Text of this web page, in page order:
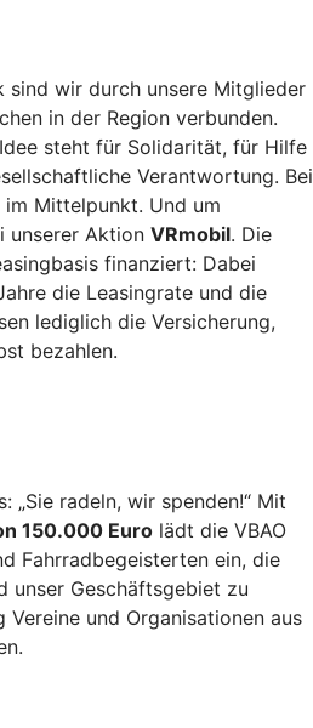
sind wir durch unsere Mitglieder
in der Region verbunden.
steht für Solidarität, für Hilfe
Verantwortung. Bei
im Mittelpunkt. Und um
unserer Aktion VRmobil. Die
finanziert: Dabei
die Leasingrate und die
lediglich die Versicherung,
bezahlen.
„Sie radeln, wir spenden!“ Mit
150.000 Euro lädt die VBAO
Fahrradbegeisterten ein, die
unser Geschäftsgebiet zu
und Organisationen aus